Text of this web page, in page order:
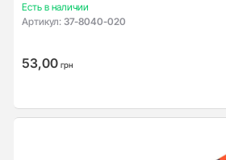
Есть в наличии
Артикул: 37-8040-020
53,00 грн